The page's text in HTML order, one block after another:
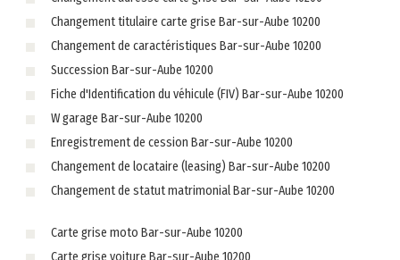
Changement titulaire carte grise Bar-sur-Aube 10200
Changement de caractéristiques Bar-sur-Aube 10200
Succession Bar-sur-Aube 10200
Fiche d'Identification du véhicule (FIV) Bar-sur-Aube 10200
W garage Bar-sur-Aube 10200
Enregistrement de cession Bar-sur-Aube 10200
Changement de locataire (leasing) Bar-sur-Aube 10200
Changement de statut matrimonial Bar-sur-Aube 10200
Carte grise moto Bar-sur-Aube 10200